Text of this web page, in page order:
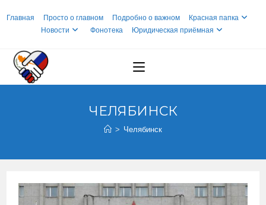
Главная Просто о главном Подробно о важном
Красная папка
Новости
Фонотека Юридическая приёмная
ЧЕЛЯБИНСК
> Челябинск